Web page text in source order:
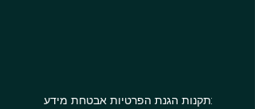
תקנות הגנת הפרטיות אבטחת מידע: